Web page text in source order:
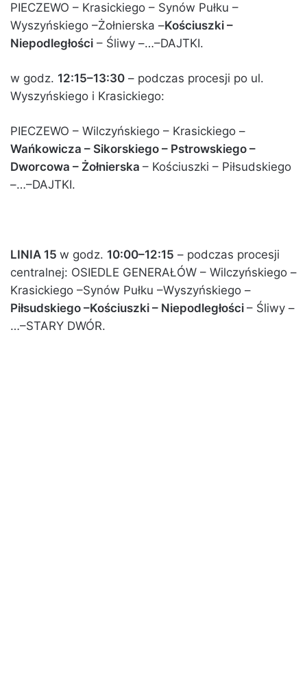
PIECZEWO – Krasickiego – Synów Pułku –
Wyszyńskiego –Żołnierska –Kościuszki –
Niepodległości – Śliwy –…–DAJTKI.
w godz. 12:15–13:30 – podczas procesji po ul.
Wyszyńskiego i Krasickiego:
PIECZEWO – Wilczyńskiego – Krasickiego –
Wańkowicza – Sikorskiego – Pstrowskiego –
Dworcowa – Żołnierska – Kościuszki – Piłsudskiego
–…–DAJTKI.
LINIA 15 w godz. 10:00–12:15 – podczas procesji
centralnej: OSIEDLE GENERAŁÓW – Wilczyńskiego –
Krasickiego –Synów Pułku –Wyszyńskiego –
Piłsudskiego –Kościuszki – Niepodległości – Śliwy –
…–STARY DWÓR.